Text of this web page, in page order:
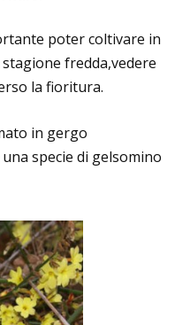
poter coltivare in
fredda,vedere
la fioritura.
in gergo
una specie di gelsomino